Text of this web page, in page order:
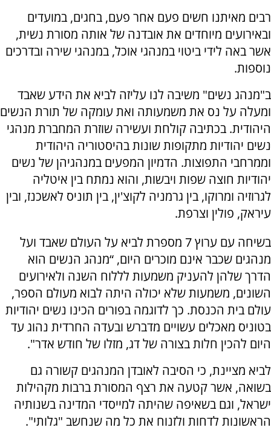
רבים מאיתנו חשים פעם אחר פעם, בחגים, במועדים
ובאירועים מיוחדים את אובדנה של אותה מסורת נשית,
אשר באה לידי ביטוי במנהגי אוכל, במנהגי שירה ובדרכים
נוספות.
ב"מנהג נשים" משיבה לנו עליזה לביא את הידע שאבד
ומעלה על נס את משמעותה ואת עומקה של תורת הנשים
היהודית. בכתיבה קולחת ועשירה שוזרת המחברת מנהגי
נשים יהודיות מתקופות שונות בהיסטוריה היהודית
וממרחבי התפוצות. הדמיון המפעים במנהגיהן של נשים
יהודיות חוצה שפות ויבשות, והוא נמתח בין איטליה
לגרוזיה ומרוקו, בין גרמניה לקוצ'ין, בין תוניס לאשכנז, ובין
עיראק, פולין וצרפת.
בשיחה עם ערוץ 7 מספרת לביא על העולם שאבד ועל
מנהגים שכבר אינם מוכרים היום, “מנהג הנשים הוא
הדרך שלהן להעניק משמעות לללוח השנה ולאירועים
השונים, משמעות שלא יכולה היתה לבוא מעולם הספר,
עולם בית הכנסת. כך לדוגמה בפורים הכינו נשים יהודיות
בטוניס מאכלים עשויים מדברש ובעדה החרדית נהוג עד
היום להכין חלות בצורה של דג, מזלו של חודש אדר".
לביא מציינת, כי הסיבה לאובדן המנהגים קשורה גם
בשואה, אשר קטעה את רצף המסורת ברבות מקהילות
ישראל, וגם בשאיפה שהיתה למייסדי המדינה בשנותיה
הראשונות לדחות ולזנוח את כל מה שנחשב "גלותי".